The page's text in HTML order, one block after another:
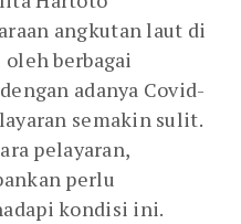
angkutan laut di
berbagai
adanya Covid-
semakin sulit.
pelayaran,
perlu
kondisi ini.